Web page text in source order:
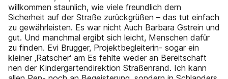
willkommen staunlich, wie viele freundlich dern
Sicherheit auf der Straße zurückgrüßen – das tut einfach
zu gewährleisten. Es war nicht Auch Barbara Gstrein und
gut. Und manchmal ergibt sich leicht, Menschen dafür
zu finden. Evi Brugger, Projektbegleiterin- sogar ein
kleiner ‚Ratscher‘ am Es fehlte weder an Bereitschaft
nen der Kindergartendirektion Straßenrand. Ich kann